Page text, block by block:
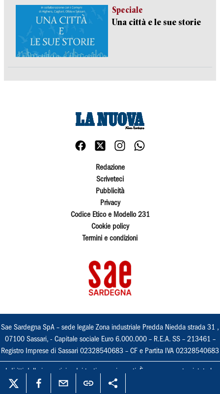
Speciale
Una città e le sue storie
Redazione
Scriveteci
Pubblicità
Privacy
Codice Etico e Modello 231
Cookie policy
Termini e condizioni
Sae Sardegna SpA – sede legale Zona industriale Predda Niedda strada 31 ,
07100 Sassari, - Capitale sociale Euro 6.000.000 – R.E.A. SS – 213461 –
Registro Imprese di Sassari 02328540683 – CF e Partita IVA 02328540683
I diritti delle immagini e dei testi sono riservati. È espressamente vietata la
loro riproduzione con qualsiasi mezzo e l'adattamento totale o parziale.